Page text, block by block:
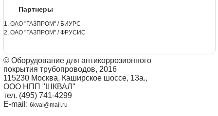
Партнеры
1. ОАО "ГАЗПРОМ" / БИУРС
2. ОАО "ГАЗПРОМ" / ФРУСИС
© Оборудование для антикоррозионного
покрытия трубопроводов, 2016
115230 Москва, Каширское шоссе, 13а.,
ООО НПП "ШКВАЛ"
тел. (495) 741-4299
E-mail: 6kval@mail.ru